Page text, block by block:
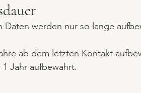
Daten werden nur so lange
ab dem letzten Kontakt
Jahr aufbewahrt.